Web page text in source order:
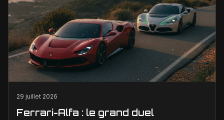
29 juillet 2026
Ferrari-Alfa : le grand duel